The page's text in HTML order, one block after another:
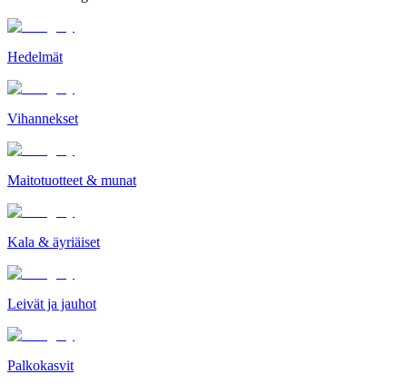
Hedelmät
Vihannekset
Maitotuotteet & munat
Kala & äyriäiset
Leivät ja jauhot
Palkokasvit